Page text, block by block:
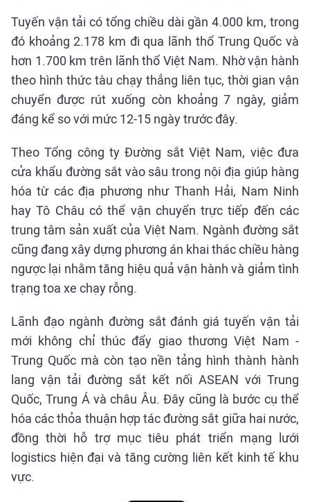
Tuyến vận tải có tổng chiều dài gần 4.000 km, trong
đó khoảng 2.178 km đi qua lãnh thổ Trung Quốc và
hơn 1.700 km trên lãnh thổ Việt Nam. Nhờ vận hành
theo hình thức tàu chạy thẳng liên tục, thời gian vận
chuyển được rút xuống còn khoảng 7 ngày, giảm
đáng kể so với mức 12-15 ngày trước đây.
Theo Tổng công ty Đường sắt Việt Nam, việc đưa
cửa khẩu đường sắt vào sâu trong nội địa giúp hàng
hóa từ các địa phương như Thanh Hải, Nam Ninh
hay Tô Châu có thể vận chuyển trực tiếp đến các
trung tâm sản xuất của Việt Nam. Ngành đường sắt
cũng đang xây dựng phương án khai thác chiều hàng
ngược lại nhằm tăng hiệu quả vận hành và giảm tình
trạng toa xe chạy rỗng.
Lãnh đạo ngành đường sắt đánh giá tuyến vận tải
mới không chỉ thúc đẩy giao thương Việt Nam -
Trung Quốc mà còn tạo nền tảng hình thành hành
lang vận tải đường sắt kết nối ASEAN với Trung
Quốc, Trung Á và châu Âu. Đây cũng là bước cụ thể
hóa các thỏa thuận hợp tác đường sắt giữa hai nước,
đồng thời hỗ trợ mục tiêu phát triển mạng lưới
logistics hiện đại và tăng cường liên kết kinh tế khu
vực.